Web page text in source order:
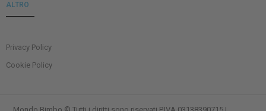
ALTRO
Privacy Policy
Cookie Policy